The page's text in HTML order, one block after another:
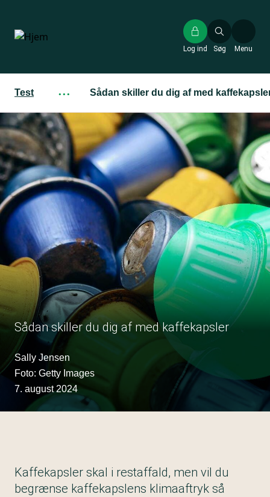
hovedindhold
Søg
Log ind Menu
Test ··· Sådan skiller du dig af med
Sådan skiller du dig af med kaffekapsler
Sally Jensen
Foto: Getty Images
7. august 2024
Kaffekapsler skal i restaffald, men vil du
begrænse kaffekapslens klimaaftryk så